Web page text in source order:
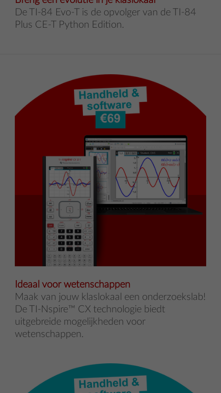
De TI-84 Evo-T is de opvolger van de TI-84
Plus CE-T Python Edition.
Ideaal voor wetenschappen
Maak van jouw klaslokaal een onderzoekslab!
De TI-Nspire™ CX technologie biedt
uitgebreide mogelijkheden voor
wetenschappen.